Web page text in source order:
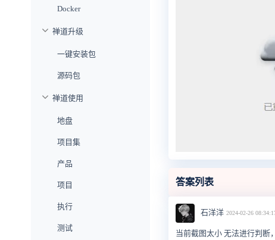
Docker
禅道升级
一键安装包
源码包
禅道使用
地盘
项目集
产品
项目
执行
测试
答案列表
石洋洋 2024-02-26
当前截图太小 无法进行判断